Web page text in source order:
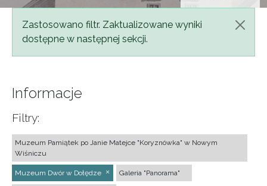
Komunikat
Zastosowano filtr. Zaktualizowane wyniki
dostępne w następnej sekcji.
Informacje
Filtry:
Muzeum Pamiątek po Janie Matejce "Koryznówka" w Nowym
Wiśniczu
Muzeum Dwór w Dołędze Galeria "Panorama"